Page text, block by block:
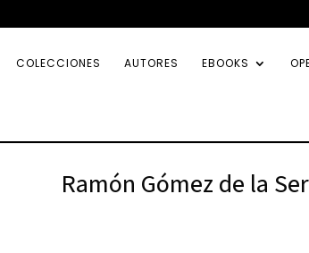
COLECCIONES AUTORES EBOOKS
Ramón Gómez de la